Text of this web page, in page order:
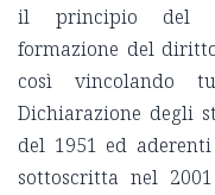
il principio del
formazione del
così
Dichiarazione degli
del 1951 ed
sottoscritta nel